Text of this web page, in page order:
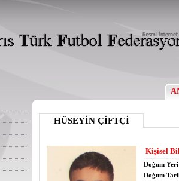
HÜSEYİN ÇİFTÇİ
Kişisel
Doğum Yeri
Doğum